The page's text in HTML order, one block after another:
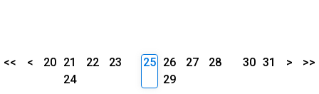
<< < 20 21 22
23
24
25 26 27
28
29
30 31 > >>